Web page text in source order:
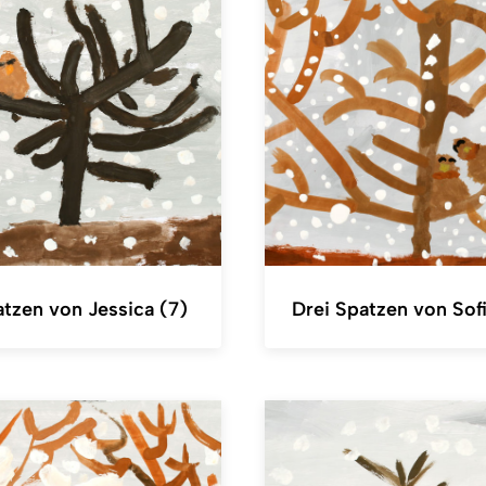
von Jessica (7) Drei Spatzen von